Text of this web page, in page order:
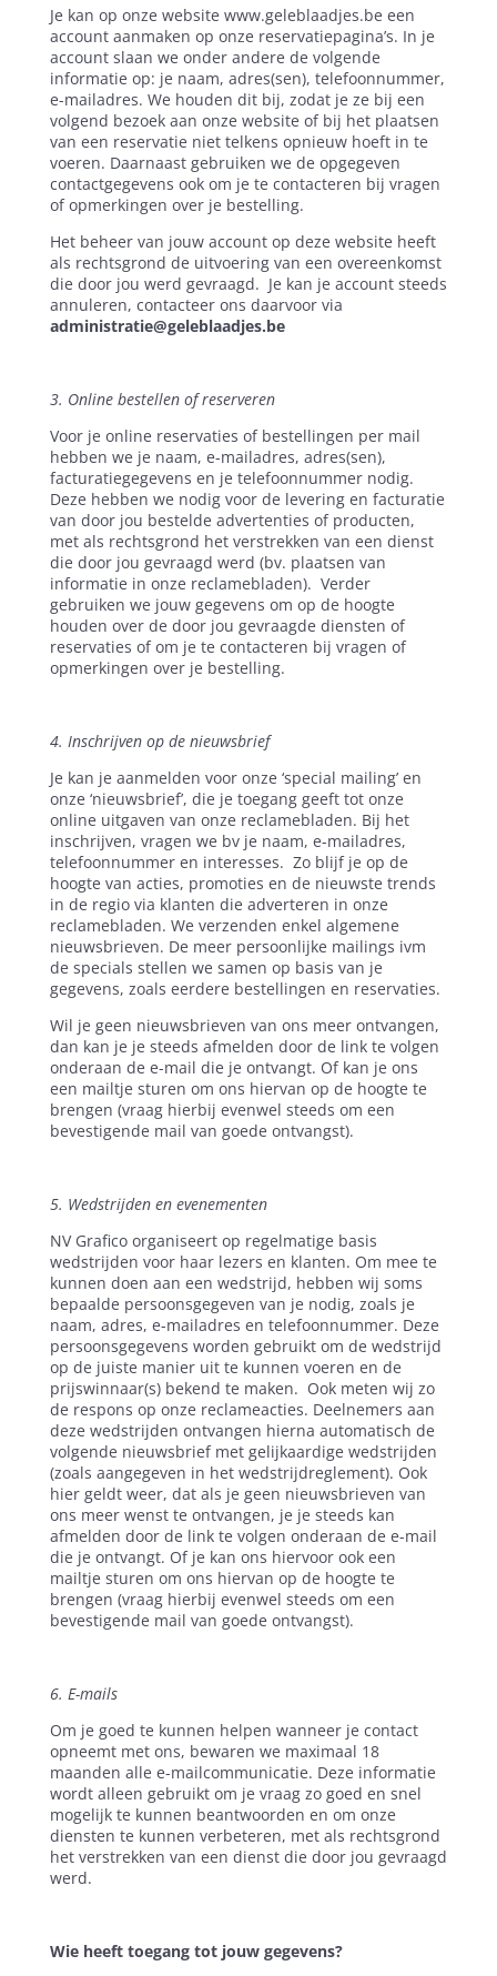
Je kan op onze website www.geleblaadjes.be een
account aanmaken op onze reservatiepagina’s. In je
account slaan we onder andere de volgende
informatie op: je naam, adres(sen), telefoonnummer,
e-mailadres. We houden dit bij, zodat je ze bij een
volgend bezoek aan onze website of bij het plaatsen
van een reservatie niet telkens opnieuw hoeft in te
voeren. Daarnaast gebruiken we de opgegeven
contactgegevens ook om je te contacteren bij vragen
of opmerkingen over je bestelling.
Het beheer van jouw account op deze website heeft
als rechtsgrond de uitvoering van een overeenkomst
die door jou werd gevraagd. Je kan je account steeds
annuleren, contacteer ons daarvoor via
administratie@geleblaadjes.be
3. Online bestellen of reserveren
Voor je online reservaties of bestellingen per mail
hebben we je naam, e-mailadres, adres(sen),
facturatiegegevens en je telefoonnummer nodig.
Deze hebben we nodig voor de levering en facturatie
van door jou bestelde advertenties of producten,
met als rechtsgrond het verstrekken van een dienst
die door jou gevraagd werd (bv. plaatsen van
informatie in onze reclamebladen). Verder
gebruiken we jouw gegevens om op de hoogte
houden over de door jou gevraagde diensten of
reservaties of om je te contacteren bij vragen of
opmerkingen over je bestelling.
4. Inschrijven op de nieuwsbrief
Je kan je aanmelden voor onze ‘special mailing’ en
onze ‘nieuwsbrief’, die je toegang geeft tot onze
online uitgaven van onze reclamebladen. Bij het
inschrijven, vragen we bv je naam, e-mailadres,
telefoonnummer en interesses. Zo blijf je op de
hoogte van acties, promoties en de nieuwste trends
in de regio via klanten die adverteren in onze
reclamebladen. We verzenden enkel algemene
nieuwsbrieven. De meer persoonlijke mailings ivm
de specials stellen we samen op basis van je
gegevens, zoals eerdere bestellingen en reservaties.
Wil je geen nieuwsbrieven van ons meer ontvangen,
dan kan je je steeds afmelden door de link te volgen
onderaan de e-mail die je ontvangt. Of kan je ons
een mailtje sturen om ons hiervan op de hoogte te
brengen (vraag hierbij evenwel steeds om een
bevestigende mail van goede ontvangst).
5. Wedstrijden en evenementen
NV Grafico organiseert op regelmatige basis
wedstrijden voor haar lezers en klanten. Om mee te
kunnen doen aan een wedstrijd, hebben wij soms
bepaalde persoonsgegeven van je nodig, zoals je
naam, adres, e-mailadres en telefoonnummer. Deze
persoonsgegevens worden gebruikt om de wedstrijd
op de juiste manier uit te kunnen voeren en de
prijswinnaar(s) bekend te maken. Ook meten wij zo
de respons op onze reclameacties. Deelnemers aan
deze wedstrijden ontvangen hierna automatisch de
volgende nieuwsbrief met gelijkaardige wedstrijden
(zoals aangegeven in het wedstrijdreglement). Ook
hier geldt weer, dat als je geen nieuwsbrieven van
ons meer wenst te ontvangen, je je steeds kan
afmelden door de link te volgen onderaan de e-mail
die je ontvangt. Of je kan ons hiervoor ook een
mailtje sturen om ons hiervan op de hoogte te
brengen (vraag hierbij evenwel steeds om een
bevestigende mail van goede ontvangst).
6. E-mails
Om je goed te kunnen helpen wanneer je contact
opneemt met ons, bewaren we maximaal 18
maanden alle e-mailcommunicatie. Deze informatie
wordt alleen gebruikt om je vraag zo goed en snel
mogelijk te kunnen beantwoorden en om onze
diensten te kunnen verbeteren, met als rechtsgrond
het verstrekken van een dienst die door jou gevraagd
werd.
Wie heeft toegang tot jouw gegevens?